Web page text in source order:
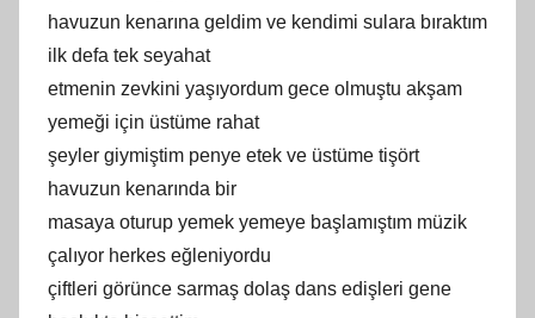
havuzun kenarına geldim ve kendimi sulara bıraktım
ilk defa tek seyahat
etmenin zevkini yaşıyordum gece olmuştu akşam
yemeği için üstüme rahat
şeyler giymiştim penye etek ve üstüme tişört
havuzun kenarında bir
masaya oturup yemek yemeye başlamıştım müzik
çalıyor herkes eğleniyordu
çiftleri görünce sarmaş dolaş dans edişleri gene